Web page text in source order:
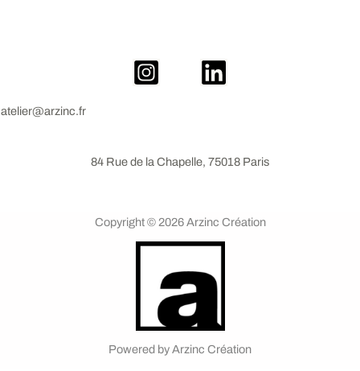
atelier@arzinc.fr
84 Rue de la Chapelle, 75018 Paris
Copyright © 2026 Arzinc Création
Powered by Arzinc Création